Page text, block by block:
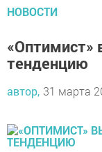
НОВОСТИ
«Оптимист»
тенденцию
автор, 31 марта